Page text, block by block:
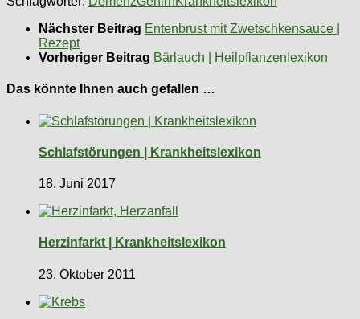
Nächster Beitrag Entenbrust mit Zwetschkensauce |
Rezept
Vorheriger Beitrag Bärlauch | Heilpflanzenlexikon
Das könnte Ihnen auch gefallen …
Schlafstörungen | Krankheitslexikon
18. Juni 2017
Herzinfarkt | Krankheitslexikon
23. Oktober 2011